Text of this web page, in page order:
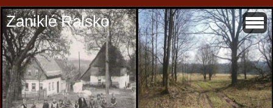
Zaniklé Ralsko